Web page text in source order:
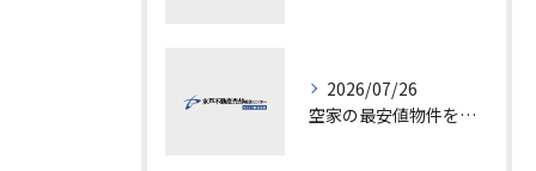
2026/07/26
空家の最安値物件を茨城県水戸市つくば市で探す方法と賢い売却ポイントを徹底解説